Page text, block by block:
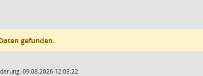
gefunden.
09.08.2026 12:03:22